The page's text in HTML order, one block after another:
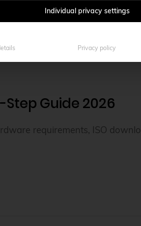
Guide 2026
requirements, ISO
Individual privacy settings
Privacy policy